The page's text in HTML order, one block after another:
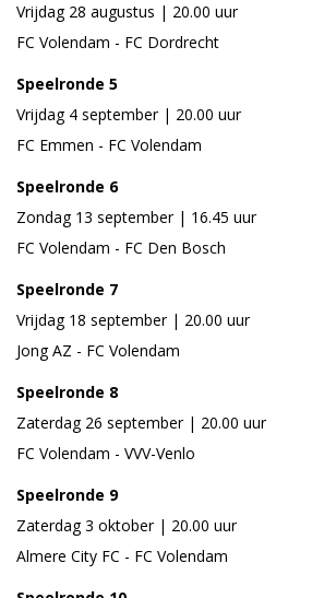
Vrijdag 28 augustus | 20.00 uur
FC Volendam - FC Dordrecht
Speelronde 5
Vrijdag 4 september | 20.00 uur
FC Emmen - FC Volendam
Speelronde 6
Zondag 13 september | 16.45 uur
FC Volendam - FC Den Bosch
Speelronde 7
Vrijdag 18 september | 20.00 uur
Jong AZ - FC Volendam
Speelronde 8
Zaterdag 26 september | 20.00 uur
FC Volendam - VVV-Venlo
Speelronde 9
Zaterdag 3 oktober | 20.00 uur
Almere City FC - FC Volendam